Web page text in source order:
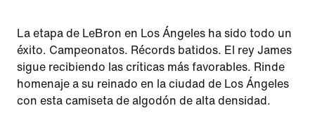
La etapa de LeBron en Los Ángeles ha sido todo un
éxito. Campeonatos. Récords batidos. El rey James
sigue recibiendo las críticas más favorables. Rinde
homenaje a su reinado en la ciudad de Los Ángeles
con esta camiseta de algodón de alta densidad.